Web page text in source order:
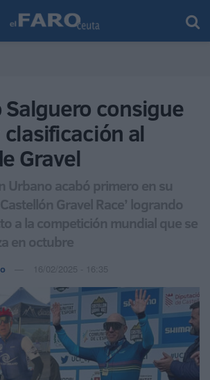
Salguero consigue
al
Gravel
Urbano acabó primero en su
Gravel Race’ logrando
a la competición mundial que se
en octubre
16/02/2025 - 16:35